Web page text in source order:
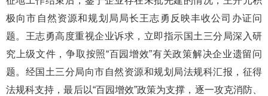
极向市自然资源和规划局局长王志勇反映丰收公司办证问
题。王志勇高度重视企业诉求，立即指示国土三分局深入研
究上级文件，争取按照“百园增效”有关政策解决企业遗留问
题。经国土三分局向市自然资源和规划局法规科汇报，征得
法规科支持，最后以“百园增效”政策为支撑，逐一攻克消防、